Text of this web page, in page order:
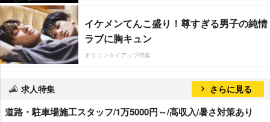
イケメンてんこ盛り！尊すぎる男子の純情
ラブに胸キュン
オリコンタイアップ特集
求人特集 さらに見る
道路・駐車場施工スタッフ/1万5000円～/高収入/暑さ対策あり